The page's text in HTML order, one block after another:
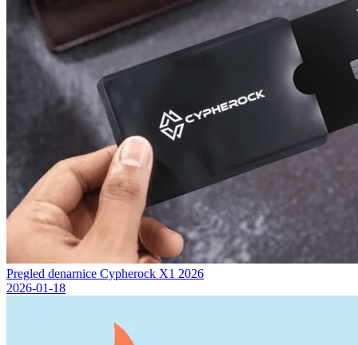
Pregled denarnice Cypherock X1 2026
2026-01-18